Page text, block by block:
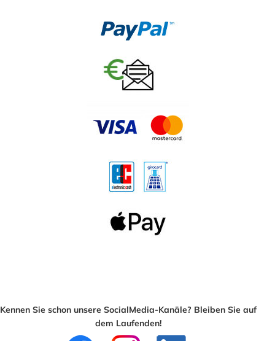
Kennen Sie schon unsere SocialMedia-Kanäle? Bleiben Sie auf
dem Laufenden!